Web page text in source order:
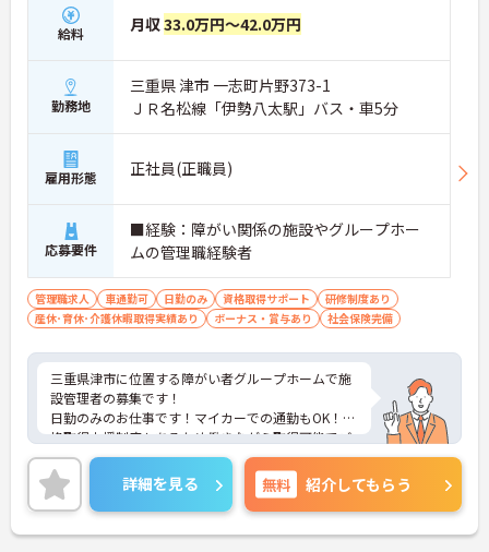
給料 月収33.0万円～42.0万円
勤務地
三重県 津市 一志町片野373-1
ＪＲ名松線「伊勢八太駅」バス・車5分
雇用形態 正社員(正職員)
応募要件
■経験：障がい関係の施設やグループホー
ムの管理職経験者
管理職求人 車通勤可 日勤のみ 資格取得サポート
研修制度あり
産休･育休･介護休暇取得実績あり
ボーナス・賞与あり 社会保険完備
三重県津市に位置する障がい者グループホームで施
設管理者の募集です！
日勤のみのお仕事です！マイカーでの通勤もOK！資
格取得支援制度もあるため働きながら取得可能でご
自身のスキルアップもできます！フォロー体制もあ
り、経験に関わらず安心してスタートできます。
こちらの求人にご興味がございましたら面接のポイ
ントもお伝えしますので是非ご応募お待ちしており
ます。
詳細を見る 無料 紹介してもらう